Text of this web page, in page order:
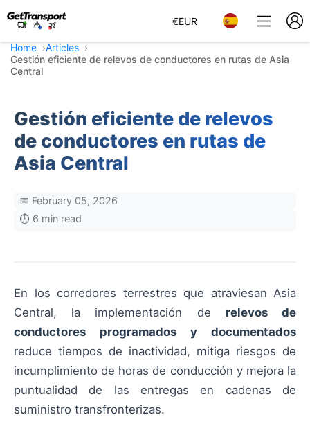
€EUR
Home
Articles
Gestión eficiente de relevos de conductores en rutas de Asia
Central
Gestión eficiente de relevos
de conductores en rutas de
Asia Central
📅 February 05, 2026
⏱️ 6 min read
En los corredores terrestres que atraviesan Asia
Central, la implementación de relevos de
conductores programados y documentados
reduce tiempos de inactividad, mitiga riesgos de
incumplimiento de horas de conducción y mejora la
puntualidad de las entregas en cadenas de
suministro transfronterizas.